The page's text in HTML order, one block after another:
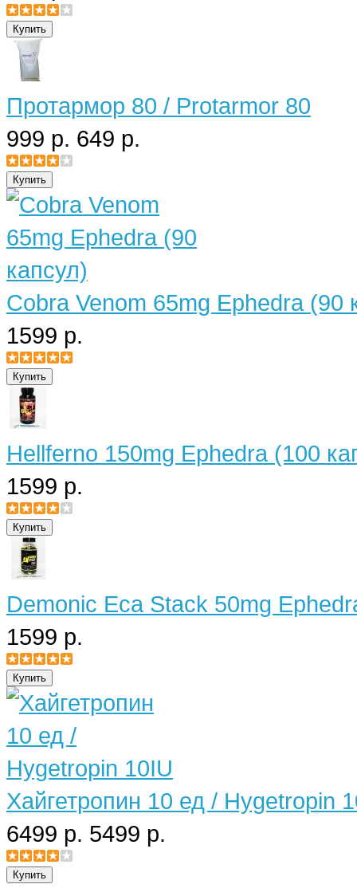
Протармор 80 / Protarmor 80
999 р. 649 р.
Cobra Venom 65mg Ephedra (90
1599 р.
Hellferno 150mg Ephedra (100
1599 р.
Demonic Eca Stack 50mg
1599 р.
Хайгетропин 10 ед / Hygetropin
6499 р. 5499 р.